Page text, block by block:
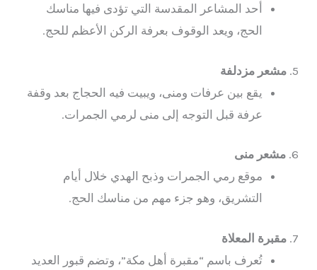
أحد المشاعر المقدسة التي تؤدى فيها مناسك
الحج، ويعد الوقوف بعرفة الركن الأعظم للحج.
5. مشعر مزدلفة
يقع بين عرفات ومنى، ويبيت فيه الحجاج بعد وقفة
عرفة قبل التوجه إلى منى لرمي الجمرات.
6. مشعر منى
موقع رمي الجمرات وذبح الهدي خلال أيام
التشريق، وهو جزء مهم من مناسك الحج.
7. مقبرة المعلاة
تُعرف باسم “مقبرة أهل مكة”، وتضم قبور العديد